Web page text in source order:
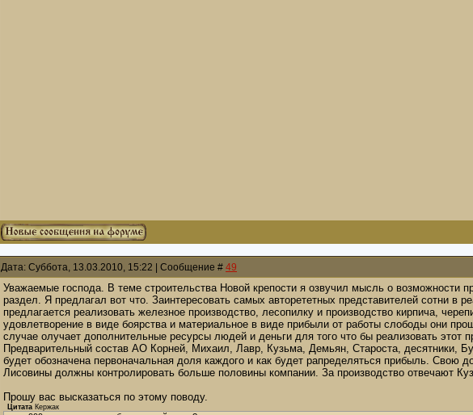
Дата: Суббота, 13.03.2010, 15:22 | Сообщение # 49
Уважаемые господа. В теме строительства Новой крепости я озвучил мысль о возможности
раздел. Я предлагал вот что. Заинтересовать самых авторететных представителей сотни
предлагается реализовать железное производство, лесопилку и производство кирпича,
удовлетворение в виде боярства и материальное в виде прибыли от работы слободы они
случае олучает дополнительные ресурсы людей и деньги для того что бы реализовать этот
Предварительный состав АО Корней, Михаил, Лавр, Кузьма, Демьян, Староста, десятники,
будет обозначена первоначальная доля каждого и как будет рапределяться прибыль.
Лисовины должны контролировать больше половины компании. За производство отвечают
Прошу вас высказаться по этому поводу.
Цитата Кержак